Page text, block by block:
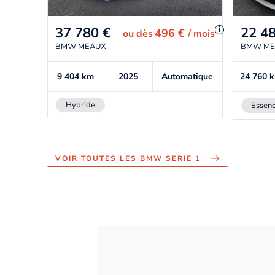
37 780 € oudès496 €/ mois i
BMW MEAUX
9 404km 2025 Automatique
Hybride
22
BMW
24 760
VOIR TOUTES LES BMW SERIE 1